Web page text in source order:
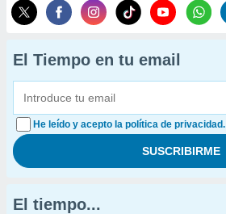
El Tiempo en tu email
He leído y acepto la política de privacidad.
El tiempo...